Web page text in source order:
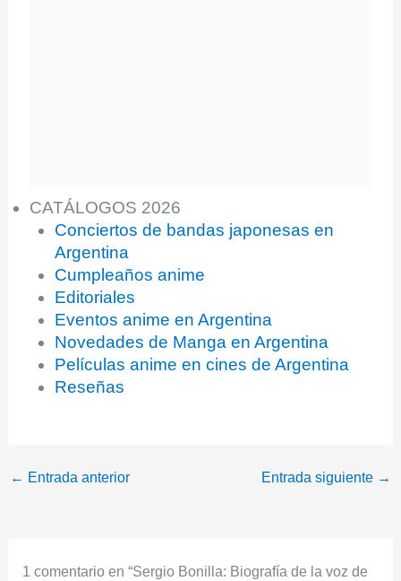
CATÁLOGOS 2026
Conciertos de bandas japonesas en
Argentina
Cumpleaños anime
Editoriales
Eventos anime en Argentina
Novedades de Manga en Argentina
Películas anime en cines de Argentina
Reseñas
← Entrada anterior Entrada siguiente →
1 comentario en “Sergio Bonilla: Biografía de la voz de